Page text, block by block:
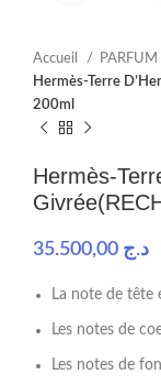
Accueil
Hermès-Terre
200ml
Hermès-
د.ج
La note de tête
Les notes de
Les notes de